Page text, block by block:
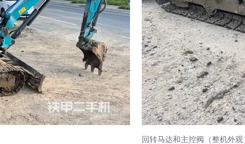
回转马达和主控阀（整机外观